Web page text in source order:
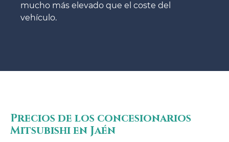
mucho más elevado que el coste del
vehículo.
Precios de los concesionarios
Mitsubishi en Jaén